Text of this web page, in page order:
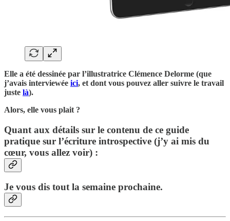
Elle a été dessinée par l’illustratrice Clémence Delorme (que
j’avais interviewée ici, et dont vous pouvez aller suivre le travail
juste là).
Alors, elle vous plait ?
Quant aux détails sur le contenu de ce guide
pratique sur l’écriture introspective (j’y ai mis du
cœur, vous allez voir) :
Je vous dis tout la semaine prochaine.